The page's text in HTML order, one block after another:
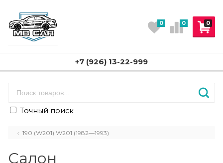
0
0 0
+7 (926) 13-22-999
Точный поиск
190 (W201) W201 (1982—1993)
Салон